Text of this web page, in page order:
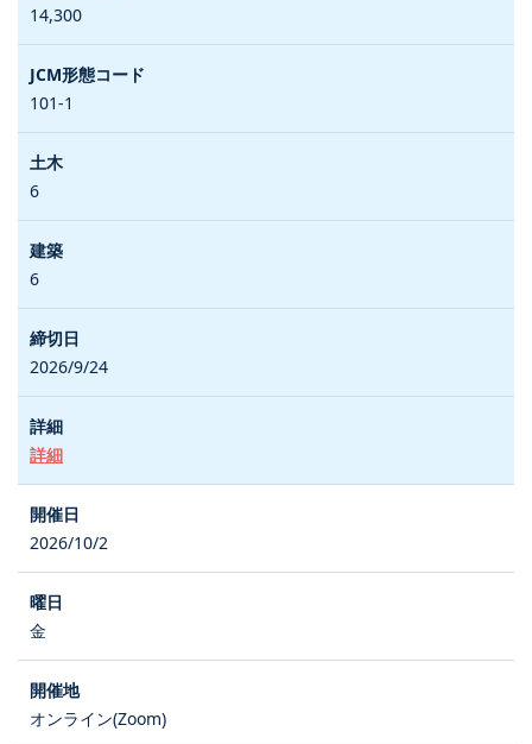
14,300
101-1
6
6
2026/9/24
詳細
2026/10/2
金
オンライン(Zoom)